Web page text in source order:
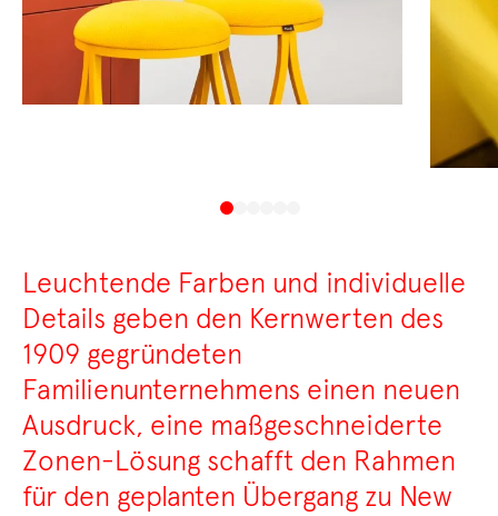
Leuchtende Farben und individuelle
Details geben den Kernwerten des
1909 gegründeten
Familienunternehmens einen neuen
Ausdruck, eine maßgeschneiderte
Zonen-Lösung schafft den Rahmen
für den geplanten Übergang zu New